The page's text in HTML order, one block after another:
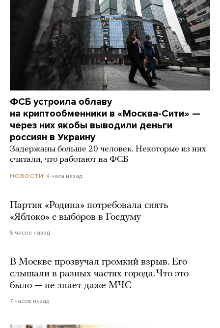
ФСБ устроила облаву
на криптообменники в «Москва-Сити» —
через них якобы выводили деньги
россиян в Украину
Задержаны больше 20 человек. Некоторые из них
считали, что работают на ФСБ
НОВОСТИ 4 часа назад
Партия «Родина» потребовала снять
«Яблоко» с выборов в Госдуму
5 часов назад
В Москве прозвучал громкий взрыв. Его
слышали в разных частях города. Что это
было — не знает даже МЧС
7 часов назад